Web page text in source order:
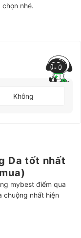
nhé.
Không
Da tốt nhất
mybest điểm qua
nhất hiện